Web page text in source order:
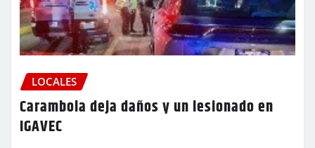
LOCALES
Carambola deja daños y un lesionado en
IGAVEC